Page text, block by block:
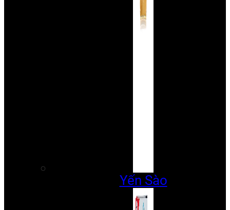
Yến Sào